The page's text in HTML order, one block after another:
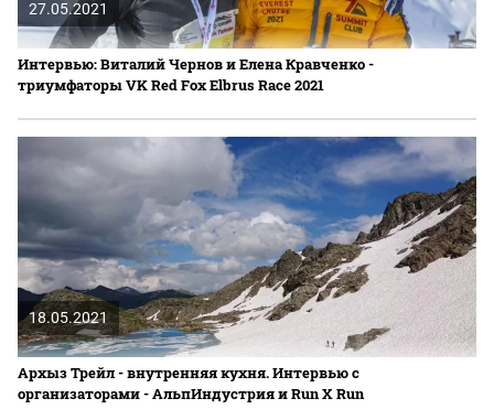
27.05.2021
Интервью: Виталий Чернов и Елена Кравченко -
триумфаторы VK Red Fox Elbrus Race 2021
18.05.2021
Архыз Трейл - внутренняя кухня. Интервью с
организаторами - АльпИндустрия и Run X Run